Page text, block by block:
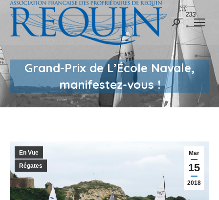
Recherche
Grand-Prix de L’École Navale,
manifestez-vous !
Mar
15
2018
En Vue
Régates